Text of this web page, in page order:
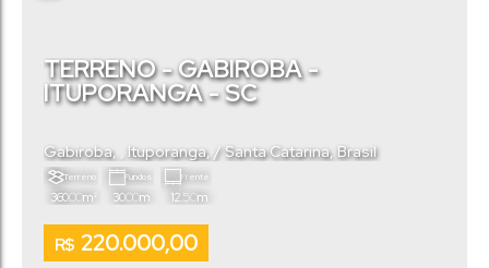
R$ 220.000,00
TERRENO - GABIROBA -
ITUPORANGA - SC
Gabiroba Ituporanga, Santa Catarina, Brasil
Terreno:
360.00m²
Fundos:
30.00m
Frente:
12.50m